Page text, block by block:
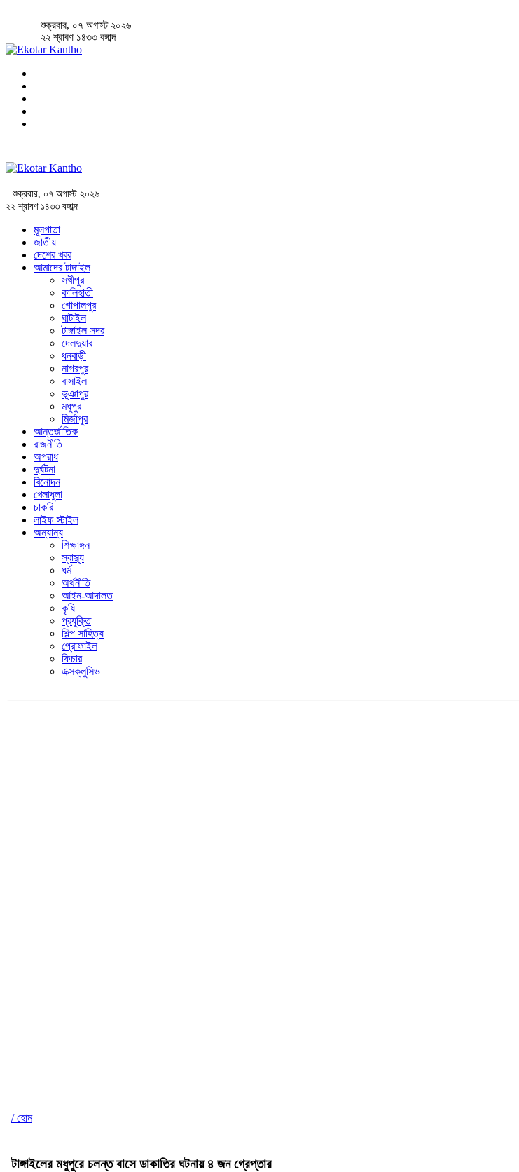
শুক্রবার, ০৭ অগাস্ট ২০২৬
২২ শ্রাবণ ১৪৩৩ বঙ্গাব্দ
শুক্রবার, ০৭ অগাস্ট ২০২৬
২২ শ্রাবণ ১৪৩৩ বঙ্গাব্দ
মূলপাতা
জাতীয়
দেশের খবর
আমাদের টাঙ্গাইল
সখীপুর
কালিহাতী
গোপালপুর
ঘাটাইল
টাঙ্গাইল সদর
দেলদুয়ার
ধনবাড়ী
নাগরপুর
বাসাইল
ভূঞাপুর
মধুপুর
মির্জাপুর
আন্তর্জাতিক
রাজনীতি
অপরাধ
দুর্ঘটনা
বিনোদন
খেলাধুলা
চাকরি
লাইফ স্টাইল
অন্যান্য
শিক্ষাঙ্গন
স্বাস্থ্য
ধর্ম
অর্থনীতি
আইন-আদালত
কৃষি
প্রযুক্তি
শিল্প সাহিত্য
প্রোফাইল
ফিচার
এক্সক্লুসিভ
/ হোম
টাঙ্গাইলের মধুপুরে চলন্ত বাসে ডাকাতির ঘটনায় ৪ জন গ্রেপ্তার